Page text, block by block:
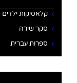
קלאסיקות ילדים
סקר שירה
ספרות עברית